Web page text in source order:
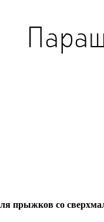
прыжков со